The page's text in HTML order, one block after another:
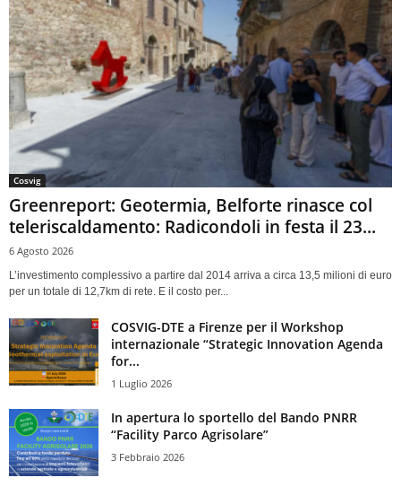
Cosvig
Greenreport: Geotermia, Belforte rinasce col
teleriscaldamento: Radicondoli in festa il 23...
6 Agosto 2026
L’investimento complessivo a partire dal 2014 arriva a circa 13,5 milioni di euro
per un totale di 12,7km di rete. E il costo per...
COSVIG-DTE a Firenze per il Workshop
internazionale “Strategic Innovation Agenda
for...
1 Luglio 2026
In apertura lo sportello del Bando PNRR
“Facility Parco Agrisolare”
3 Febbraio 2026